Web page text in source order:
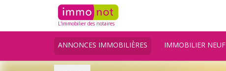
L'immobilier des notaires
ANNONCES IMMOBILIÈRES IMMOBILIER NEUF